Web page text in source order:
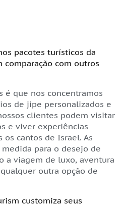
pacotes turísticos da
comparação com outros
é que nos concentramos
de jipe personalizados e
clientes podem visitar
e viver experiências
cantos de Israel. As
para o desejo de
a viagem de luxo, aventura
outra opção de
customiza seus